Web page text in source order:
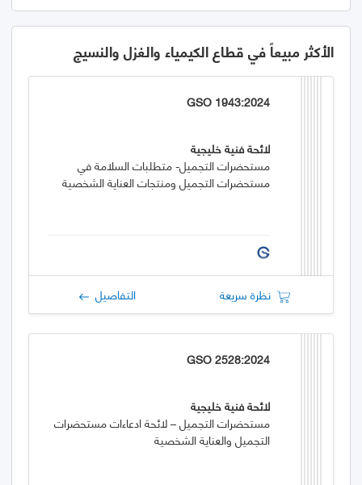
الأكثر مبيعاً في قطاع الكيمياء والغزل والنسيج
GSO 1943:2024
لائحة فنية خليجية
مستحضرات التجميل- متطلبات السلامة في
مستحضرات التجميل ومنتجات العناية الشخصية
نظرة سريعة التفاصيل
GSO 2528:2024
لائحة فنية خليجية
مستحضرات التجميل – لائحة ادعاءات مستحضرات
التجميل والعناية الشخصية